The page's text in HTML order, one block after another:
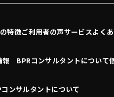
特徴ご利用者の声サービスよく
報 BPRコンサルタントについて
ンサルタントについて